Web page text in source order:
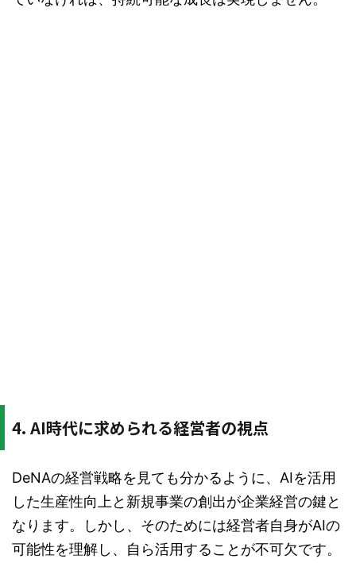
4. AI時代に求められる経営者の視点
DeNAの経営戦略を見ても分かるように、AIを活用
した生産性向上と新規事業の創出が企業経営の鍵と
なります。しかし、そのためには経営者自身がAIの
可能性を理解し、自ら活用することが不可欠です。